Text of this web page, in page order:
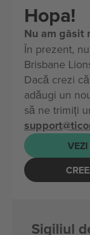
Hopa!
Nu am găsit
În prezent,
Brisbane
Dacă crezi
adăugi un
să ne trimiți
Sigiliul